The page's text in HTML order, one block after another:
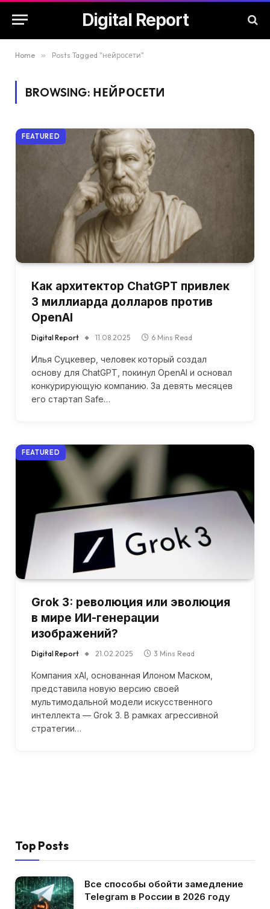
Digital Report
Home » Posts Tagged "нейросети"
BROWSING: НЕЙРОСЕТИ
FEATURED
Как архитектор ChatGPT привлек
3 миллиарда долларов против
OpenAI
Digital Report 11.08.2025 6 Mins Read
Илья Суцкевер, человек который создал
основу для ChatGPT, покинул OpenAI и основал
конкурирующую компанию. За девять месяцев
его стартап Safe…
FEATURED
Grok 3: революция или эволюция
в мире ИИ-генерации
изображений?
Digital Report 21.02.2025 3 Mins Read
Компания xAI, основанная Илоном Маском,
представила новую версию своей
мультимодальной модели искусственного
интеллекта — Grok 3. В рамках агрессивной
стратегии…
Top Posts
Все способы обойти замедление
Telegram в России в 2026 году